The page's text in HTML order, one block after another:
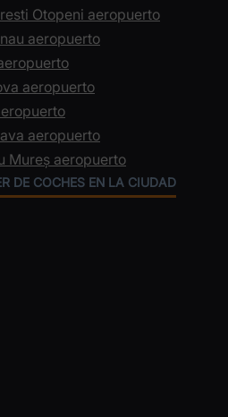
Otopeni aeropuerto
aeropuerto
aeropuerto
aeropuerto
Mureș aeropuerto
DE COCHES EN LA CIUDAD